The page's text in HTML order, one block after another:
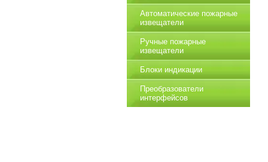
Автоматические пожарные
извещатели
Ручные пожарные
извещатели
Блоки индикации
Преобразователи
интерфейсов